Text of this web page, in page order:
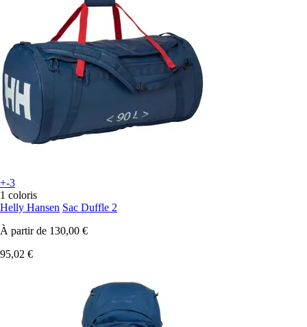
+-3
1 coloris
Helly Hansen Sac Duffle 2
À partir de 130,00 €
95,02 €